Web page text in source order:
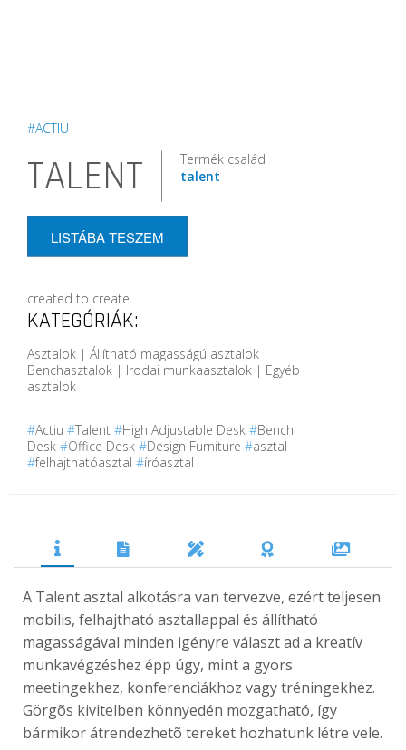
#ACTIU
TALENT
Termék család
talent
LISTÁBA TESZEM
created to create
KATEGÓRIÁK:
Asztalok | Állítható magasságú asztalok |
Benchasztalok | Irodai munkaasztalok | Egyéb
asztalok
#Actiu #Talent #High Adjustable Desk #Bench
Desk #Office Desk #Design Furniture #asztal
#felhajthatóasztal #íróasztal
A Talent asztal alkotásra van tervezve, ezért teljesen
mobilis, felhajtható asztallappal és állítható
magasságával minden igényre választ ad a kreatív
munkavégzéshez épp úgy, mint a gyors
meetingekhez, konferenciákhoz vagy tréningekhez.
Görgõs kivitelben könnyedén mozgatható, így
bármikor átrendezhetõ tereket hozhatunk létre vele.